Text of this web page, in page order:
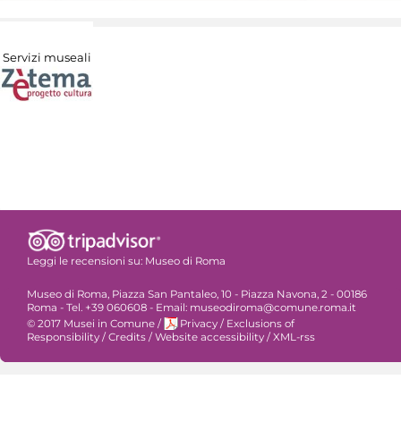
Servizi museali
Leggi le recensioni su: Museo di Roma
Museo di Roma, Piazza San Pantaleo, 10 - Piazza Navona, 2 - 00186
Roma - Tel. +39 060608 - Email: museodiroma@comune.roma.it
© 2017 Musei in Comune / Privacy / Exclusions of
Responsibility / Credits / Website accessibility / XML-rss